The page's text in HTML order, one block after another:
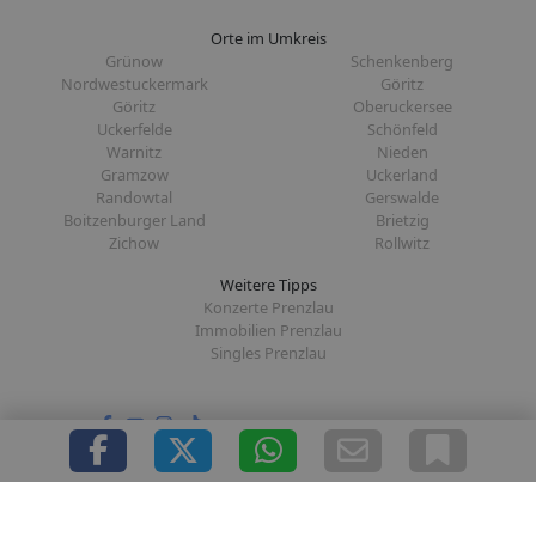
Orte im Umkreis
Grünow
Schenkenberg
Nordwestuckermark
Göritz
Göritz
Oberuckersee
Uckerfelde
Schönfeld
Warnitz
Nieden
Gramzow
Uckerland
Randowtal
Gerswalde
Boitzenburger Land
Brietzig
Zichow
Rollwitz
Weitere Tipps
Konzerte Prenzlau
Immobilien Prenzlau
Singles Prenzlau